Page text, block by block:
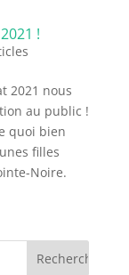
!
2021 nous
au public !
quoi bien
filles
Noire.